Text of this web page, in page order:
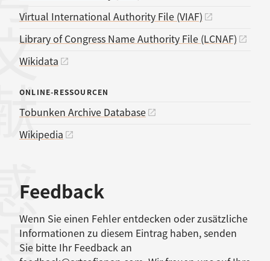
Virtual International Authority File (VIAF)
Library of Congress Name Authority File (LCNAF)
Wikidata
ONLINE-RESSOURCEN
Tobunken Archive Database
Wikipedia
Feedback
Wenn Sie einen Fehler entdecken oder zusätzliche
Informationen zu diesem Eintrag haben, senden
Sie bitte Ihr Feedback an